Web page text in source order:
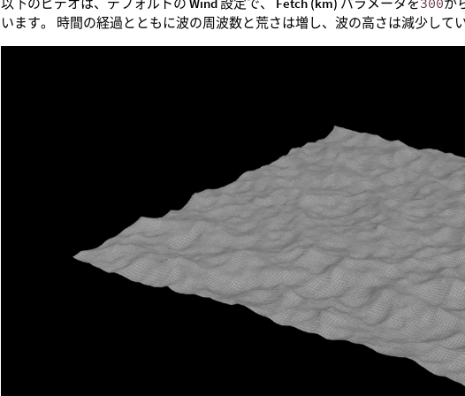
います。 時間の経過とともに波の周波数と荒さは増し、波の高さは減少して